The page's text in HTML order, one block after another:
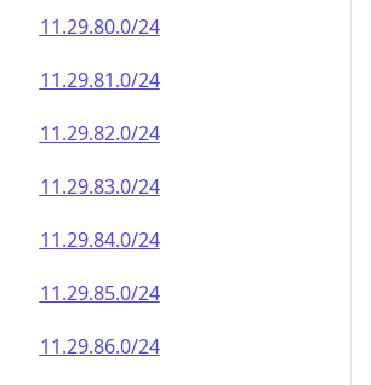
11.29.80.0/24
11.29.81.0/24
11.29.82.0/24
11.29.83.0/24
11.29.84.0/24
11.29.85.0/24
11.29.86.0/24